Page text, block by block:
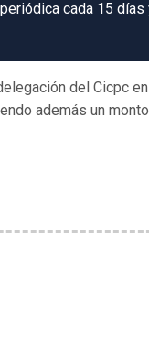
cada 15 días
del Cicpc
además un